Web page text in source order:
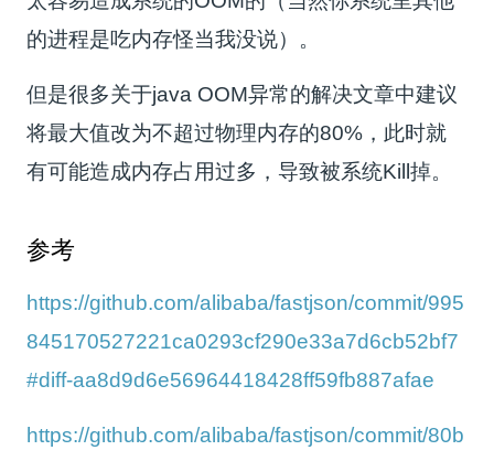
的进程是吃内存怪当我没说）。
但是很多关于java OOM异常的解决文章中建议
将最大值改为不超过物理内存的80%，此时就
有可能造成内存占用过多，导致被系统Kill掉。
参考
https://github.com/alibaba/fastjson/commit/995
845170527221ca0293cf290e33a7d6cb52bf7
#diff-aa8d9d6e56964418428ff59fb887afae
https://github.com/alibaba/fastjson/commit/80b